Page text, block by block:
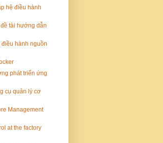
hệ điều hành
tài hướng dẫn
điều hành nguồn
phát triển ứng
cụ quản lý cơ
Management
at the factory